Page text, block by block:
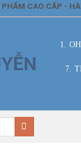
CAO CẤP -
1.
7.